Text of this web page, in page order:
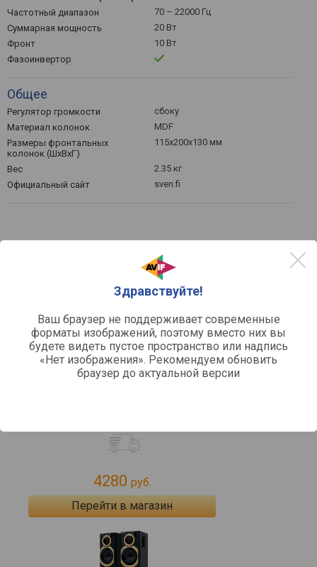
Здравствуйте!
Ваш браузер не поддерживает современные
форматы изображений, поэтому вместо них вы
будете видеть пустое пространство или надпись
«Нет изображения». Рекомендуем обновить
браузер до актуальной версии
Частотный диапазон
70 – 22000 Гц
Суммарная мощность
20 Вт
Фронт
10 Вт
Фазоинвертор
Общее
Регулятор громкости
сбоку
Материал колонок
MDF
Размеры фронтальных
колонок (ШхВхГ)
115x200x130 мм
Вес
2.35 кг
Официальный сайт
sven.fi
Цены на Sven SPS-619 - выбрать
4280 руб.
Перейти в магазин